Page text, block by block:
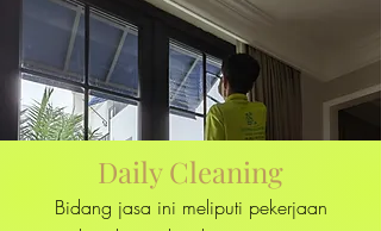
Daily Cleaning
Bidang jasa ini meliputi pekerjaan